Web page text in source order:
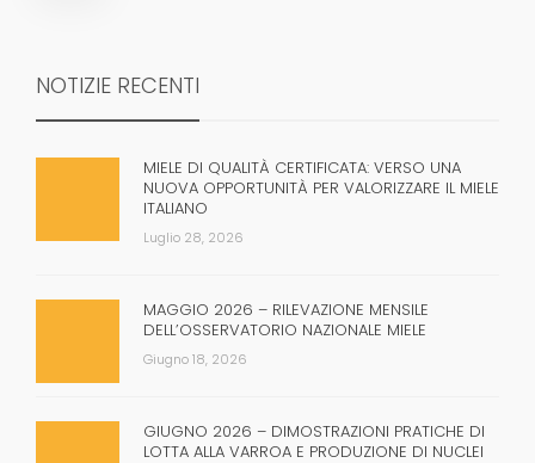
NOTIZIE RECENTI
MIELE DI QUALITÀ CERTIFICATA: VERSO UNA
NUOVA OPPORTUNITÀ PER VALORIZZARE IL MIELE
ITALIANO
Luglio 28, 2026
MAGGIO 2026 – RILEVAZIONE MENSILE
DELL’OSSERVATORIO NAZIONALE MIELE
Giugno 18, 2026
GIUGNO 2026 – DIMOSTRAZIONI PRATICHE DI
LOTTA ALLA VARROA E PRODUZIONE DI NUCLEI